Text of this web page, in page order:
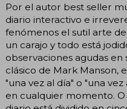
Por el autor best seller
diario interactivo e
fenómenos el sutil arte
un carajo y todo está
observaciones agudas en
clásico de Mark Manson,
"una vez al día" o "una
en cualquier momento. O